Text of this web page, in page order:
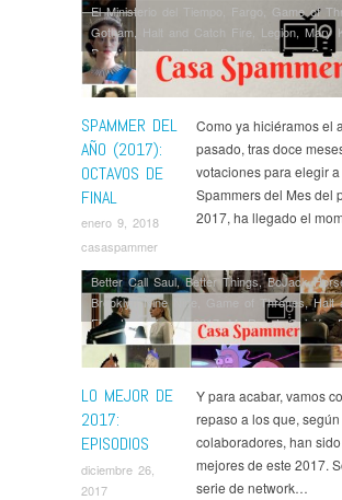
SPAMMER DEL
AÑO (2017):
OCTAVOS DE
FINAL
enero 9, 2018
casaspammer
El Ministerio del Tiempo Fargo Game of
Gotham, Halt and Catch Fire Legion, Mary
People,Orphan Black,Peaky Blinders,
Shameless USA,Spammer del Año,
Mes,The Crown,The Handmaid's Tale,
Como ya hiciéramos el
pasado, tras doce
votaciones para elegir
Spammers del Mes del
2017, ha llegado el
LO MEJOR DE
2017:
EPISODIOS
diciembre 26,
2017
Better Call Saul,Better Things,BoJack
Brooklyn Nine Nine
Game of Thrones,Halt
Fire ,Lo Mejor de 2017,Mr Robot,Opinión,
Morty,Series
Y para acabar, vamos
repaso a los que,
colaboradores, han
mejores de este 2017.
serie de network…